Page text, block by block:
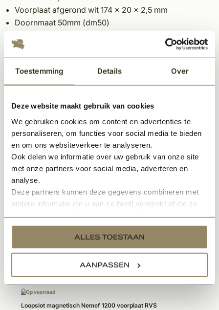
Toestemming Details Over
Deze website maakt gebruik van cookies
We gebruiken cookies om content en advertenties te
personaliseren, om functies voor social media te bieden
en om ons websiteverkeer te analyseren.
Ook delen we informatie over uw gebruik van onze site
met onze partners voor social media, adverteren en
analyse.
Deze partners kunnen deze gegevens combineren met
andere informatie die u aan ze heeft verstrekt of die ze
services.
ALLES TOESTAAN
AANPASSEN
Voorplaat afgerond wit 174 x 20 x 2,5 mm
Doornmaat 50mm (dm50)
Inclusief sluitplaat
Elke binnendeur is standaard voorzien van een slotgat
een sleutelgat. De slotgat maat bepaald of het slottype
past.
Gerelateerde producten
Op voorraad
Loopslot magnetisch Nemef 1200 voorplaat RVS